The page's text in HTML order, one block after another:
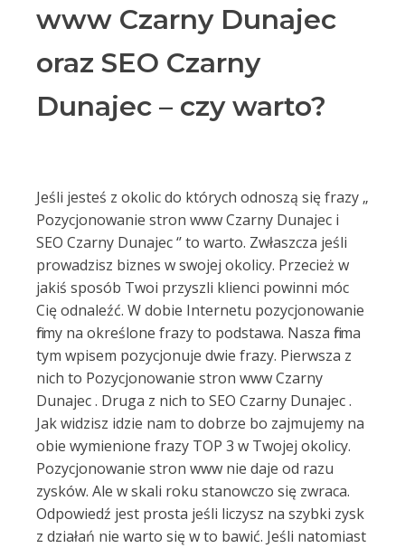
www Czarny Dunajec
oraz SEO Czarny
Dunajec – czy warto?
Jeśli jesteś z okolic do których odnoszą się frazy „
Pozycjonowanie stron www Czarny Dunajec i
SEO Czarny Dunajec ‘’ to warto. Zwłaszcza jeśli
prowadzisz biznes w swojej okolicy. Przecież w
jakiś sposób Twoi przyszli klienci powinni móc
Cię odnaleźć. W dobie Internetu pozycjonowanie
firmy na określone frazy to podstawa. Nasza firma
tym wpisem pozycjonuje dwie frazy. Pierwsza z
nich to Pozycjonowanie stron www Czarny
Dunajec . Druga z nich to SEO Czarny Dunajec .
Jak widzisz idzie nam to dobrze bo zajmujemy na
obie wymienione frazy TOP 3 w Twojej okolicy.
Pozycjonowanie stron www nie daje od razu
zysków. Ale w skali roku stanowczo się zwraca.
Odpowiedź jest prosta jeśli liczysz na szybki zysk
z działań nie warto się w to bawić. Jeśli natomiast